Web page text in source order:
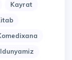
Kayrat